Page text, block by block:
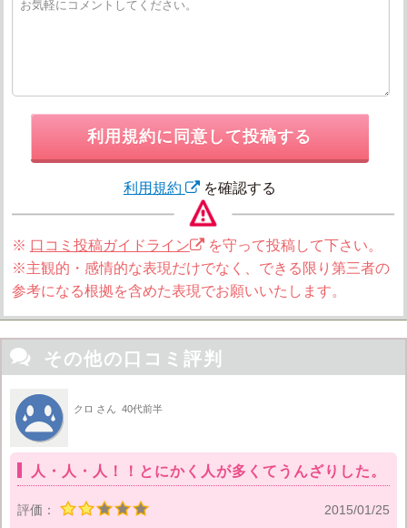
利用規約に同意して投稿する
利用規約 を確認する
※ 口コミ投稿ガイドライン
を守って投稿して下さい。
※主観的・感情的な表現だけでなく、できる限り第三者の
参考になる根拠を含めた表現でお願いいたします。
 その他の口コミ評判
クロ さん 40代前半
人・人・人！！とにかく人が多くてうんざりした。
評価：
2015/01/25